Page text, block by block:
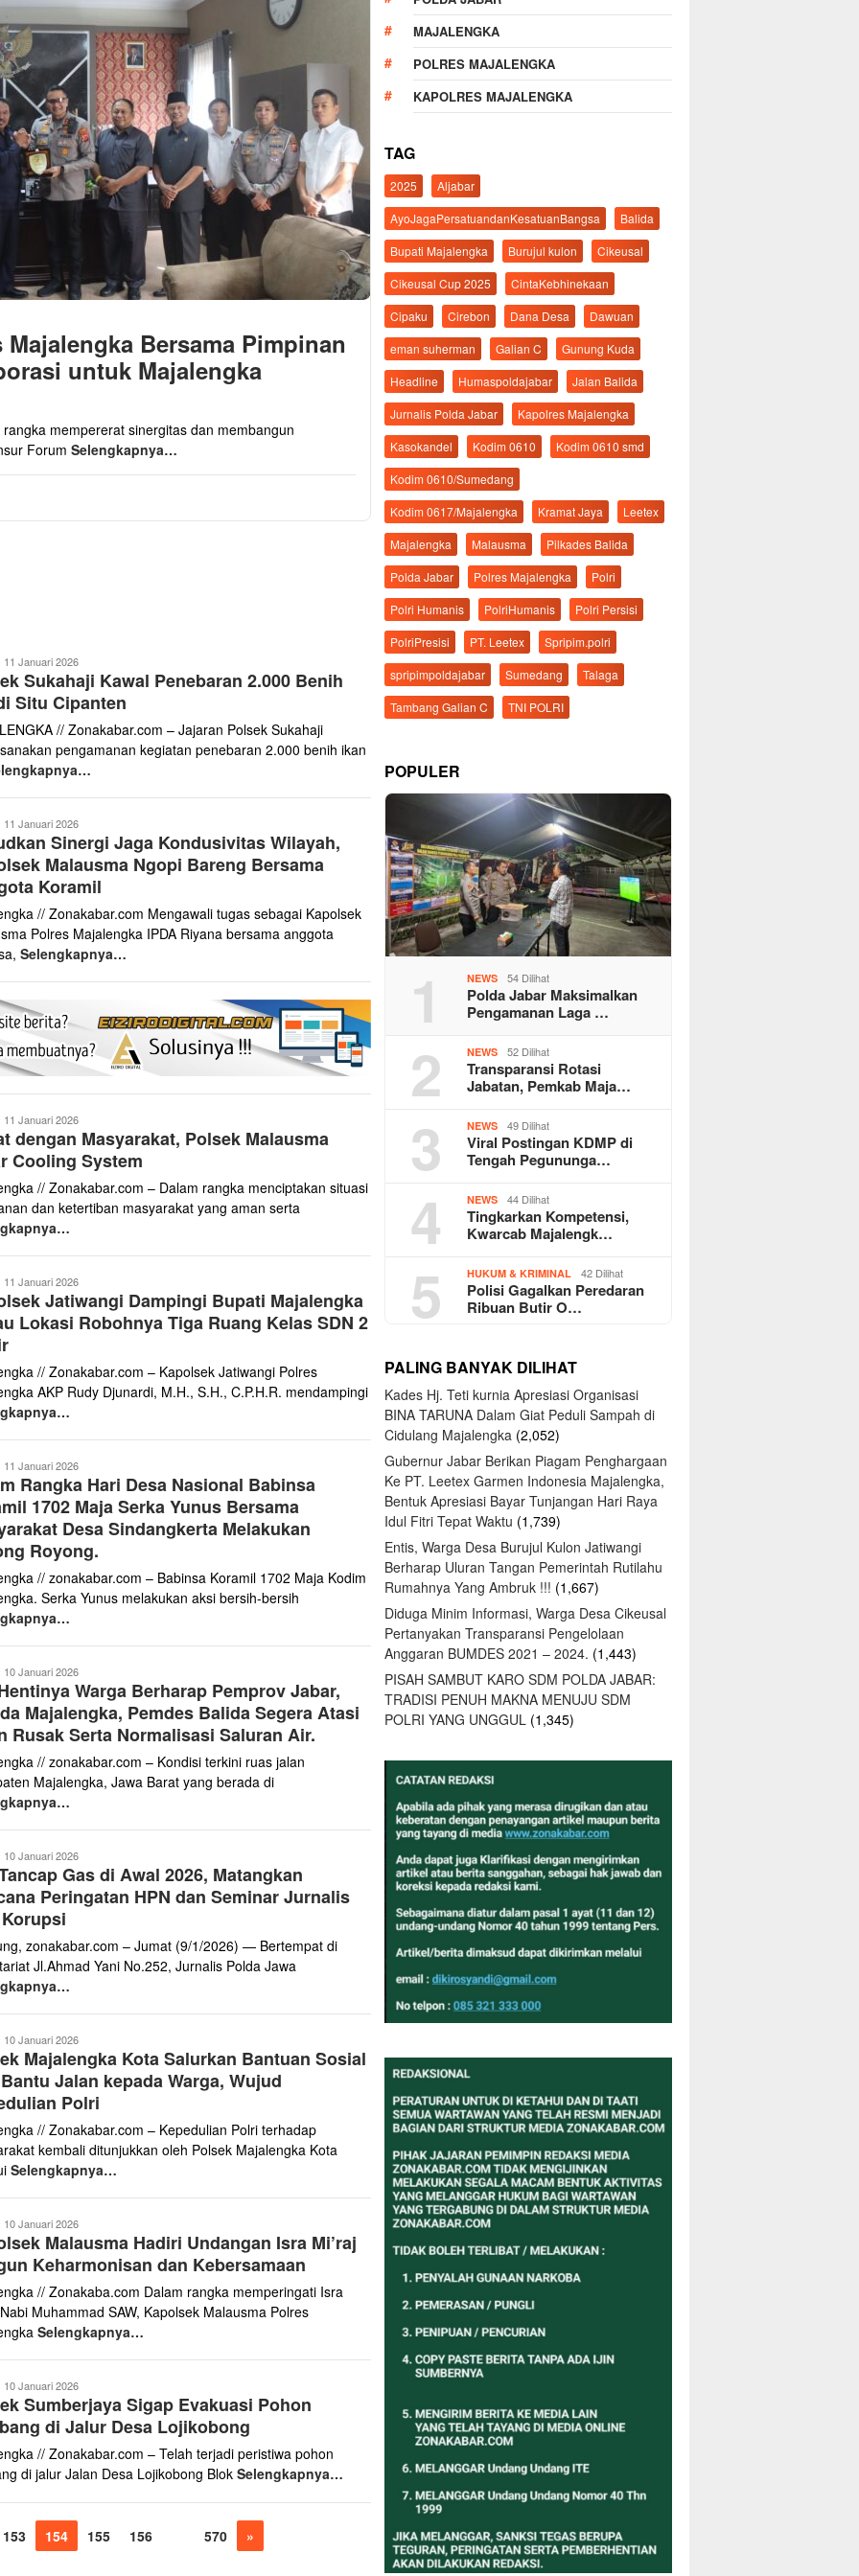
Bersama Pimpinan
untuk Majalengka
mempererat sinergitas dan membangun
Forum Selengkapnya…
11 Januari 2026
Sukahaji Kawal Penebaran 2.000 Benih
Situ Cipanten
// Zonakabar.com – Jajaran Polsek Sukahaji
pengamanan kegiatan penebaran 2.000 benih ikan
11 Januari 2026
Sinergi Jaga Kondusivitas Wilayah,
Malausma Ngopi Bareng Bersama
Koramil
// Zonakabar.com Mengawali tugas sebagai Kapolsek
Polres Majalengka IPDA Riyana bersama anggota
Selengkapnya…
11 Januari 2026
dengan Masyarakat, Polsek Malausma
Cooling System
// Zonakabar.com – Dalam rangka menciptakan situasi
dan ketertiban masyarakat yang aman serta
11 Januari 2026
Jatiwangi Dampingi Bupati Majalengka
Lokasi Robohnya Tiga Ruang Kelas SDN 2
// Zonakabar.com – Kapolsek Jatiwangi Polres
AKP Rudy Djunardi, M.H., S.H., C.P.H.R. mendampingi
11 Januari 2026
Rangka Hari Desa Nasional Babinsa
1702 Maja Serka Yunus Bersama
Desa Sindangkerta Melakukan
Royong.
// zonakabar.com – Babinsa Koramil 1702 Maja Kodim
Serka Yunus melakukan aksi bersih-bersih
10 Januari 2026
Warga Berharap Pemprov Jabar,
Majalengka, Pemdes Balida Segera Atasi
Rusak Serta Normalisasi Saluran Air.
// zonakabar.com – Kondisi terkini ruas jalan
Majalengka, Jawa Barat yang berada di
10 Januari 2026
Gas di Awal 2026, Matangkan
Peringatan HPN dan Seminar Jurnalis
zonakabar.com – Jumat (9/1/2026) — Bertempat di
Jl.Ahmad Yani No.252, Jurnalis Polda Jawa
10 Januari 2026
Majalengka Kota Salurkan Bantuan Sosial
Jalan kepada Warga, Wujud
Polri
// Zonakabar.com – Kepedulian Polri terhadap
kembali ditunjukkan oleh Polsek Majalengka Kota
Selengkapnya…
10 Januari 2026
Malausma Hadiri Undangan Isra Mi’raj
Keharmonisan dan Kebersamaan
// Zonakaba.com Dalam rangka memperingati Isra
Nabi Muhammad SAW, Kapolsek Malausma Polres
Selengkapnya…
10 Januari 2026
Sumberjaya Sigap Evakuasi Pohon
di Jalur Desa Lojikobong
// Zonakabar.com – Telah terjadi peristiwa pohon
di jalur Jalan Desa Lojikobong Blok Selengkapnya…
153 154 155 156 570 »
MAJALENGKA
POLRES MAJALENGKA
KAPOLRES MAJALENGKA
TAG
2025
Aljabar
AyoJagaPersatuandanKesatuanBangsa
Balida
Bupati Majalengka
Burujul kulon
Cikeusal
Cikeusal Cup 2025
CintaKebhinekaan
Cipaku
Cirebon Dana Desa
Dawuan
eman suherman
Galian C
Gunung Kuda
Headline
Humaspoldajabar
Jalan Balida
Jurnalis Polda Jabar
Kapolres Majalengka
Kasokandel
Kodim 0610
Kodim 0610 smd
Kodim 0610/Sumedang
Kodim 0617/Majalengka
Kramat Jaya
Leetex
Majalengka
Malausma
Pilkades Balida
Polda Jabar
Polres Majalengka
Polri
Polri Humanis
PolriHumanis
Polri Persisi
PolriPresisi
PT. Leetex
Spripim.polri
spripimpoldajabar
Sumedang
Talaga
Tambang Galian C
TNI POLRI
POPULER
1 NEWS 54 Dilihat
Polda Jabar Maksimalkan
Pengamanan Laga …
2 NEWS 52 Dilihat
Transparansi Rotasi
Jabatan, Pemkab Maja…
3 NEWS 49 Dilihat
Viral Postingan KDMP di
Tengah Pegununga…
4 NEWS 44 Dilihat
Tingkarkan Kompetensi,
Kwarcab Majalengk…
5 HUKUM & KRIMINAL 42 Dilihat
Polisi Gagalkan Peredaran
Ribuan Butir O…
PALING BANYAK DILIHAT
Kades Hj. Teti kurnia Apresiasi Organisasi
BINA TARUNA Dalam Giat Peduli Sampah di
Cidulang Majalengka (2,052)
Gubernur Jabar Berikan Piagam Penghargaan
Ke PT. Leetex Garmen Indonesia Majalengka,
Bentuk Apresiasi Bayar Tunjangan Hari Raya
Idul Fitri Tepat Waktu (1,739)
Entis, Warga Desa Burujul Kulon Jatiwangi
Berharap Uluran Tangan Pemerintah Rutilahu
Rumahnya Yang Ambruk !!! (1,667)
Diduga Minim Informasi, Warga Desa Cikeusal
Pertanyakan Transparansi Pengelolaan
Anggaran BUMDES 2021 – 2024. (1,443)
PISAH SAMBUT KARO SDM POLDA JABAR:
TRADISI PENUH MAKNA MENUJU SDM
POLRI YANG UNGGUL (1,345)